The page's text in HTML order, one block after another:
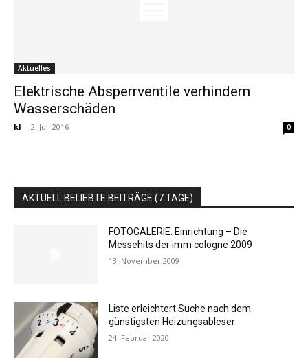
Aktuelles
Elektrische Absperrventile verhindern
Wasserschäden
kl - 2. Juli 2016 0
AKTUELL BELIEBTE BEITRÄGE (7 TAGE)
FOTOGALERIE: Einrichtung – Die
Messehits der imm cologne 2009
13. November 2009
Liste erleichtert Suche nach dem
günstigsten Heizungsableser
24. Februar 2020